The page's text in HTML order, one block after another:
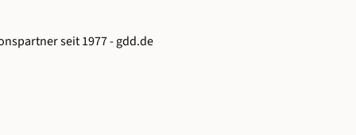
seit 1977 -gdd.de